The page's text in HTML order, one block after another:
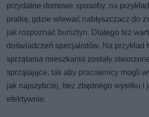
przydatne domowe sposoby, na
pralkę, gdzie wlewać nabłyszczacz do
jak rozpoznać bursztyn. Dlatego też
doświadczeń specjalistów. Na przykład
sprzątania mieszkania zostały
sprzątające, tak aby pracownicy mogli
jak najszybciej, bez zbędnego wysiłku i
efektywnie.